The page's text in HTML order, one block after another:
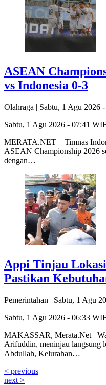
ASEAN
vs Indonesia 0-3
Olahraga | Sabtu, 1 Agu 2026
Sabtu, 1 Agu 2026 - 07:41
MERATA.NET – Timnas
ASEAN Championship 2026
dengan…
Appi Tinjau
Pastikan
Pemerintahan | Sabtu, 1 Agu
Sabtu, 1 Agu 2026 - 06:33
MAKASSAR, Merata.Net
Arifuddin, meninjau langsung
Abdullah, Kelurahan…
< previous
next >